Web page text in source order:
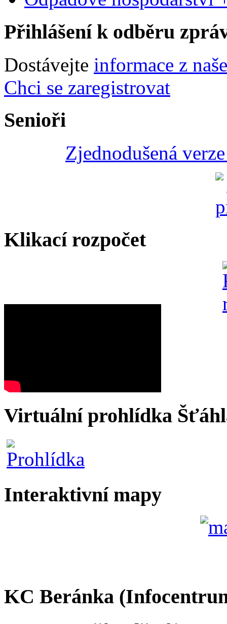
Přihlášení k odběru
Dostávejte informace z
Chci se zaregistrovat
Senioři
Zjednodušená
Klikací rozpočet
Virtuální prohlídka
Interaktivní mapy
KC Beránka